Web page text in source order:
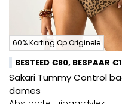
60% Korting Op Originele
BESTEED €80, BESPAAR
Sakari Tummy Control
dames